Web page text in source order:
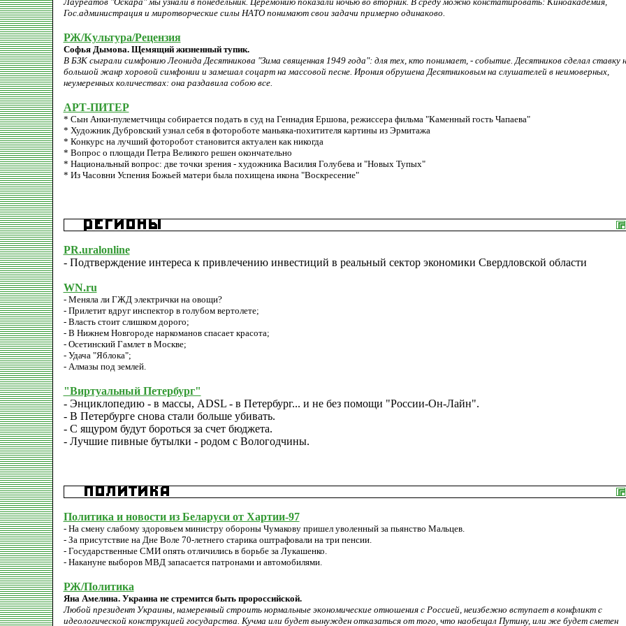
Гос.администрация и миротворческие силы НАТО понимают свои задачи примерно одинаково.
РЖ/Культура/Рецензия
Софья Дымова. Щемящий жизненный тупик.
В БЗК сыграли симфонию Леонида Десятникова "Зима священная 1949 года": для тех, кто понимает, - событие. Десятников сделал ставку
большой жанр хоровой симфонии и замешал соцарт на массовой песне. Ирония обрушена Десятниковым на слушателей в неимоверных,
неумеренных количествах: она раздавила собою все.
АРТ-ПИТЕР
* Сын Анки-пулеметчицы собирается подать в суд на Геннадия Ершова, режиссера фильма "Каменный гость Чапаева"
* Художник Дубровский узнал себя в фотороботе маньяка-похитителя картины из Эрмитажа
* Конкурс на лучший фоторобот становится актуален как никогда
* Вопрос о площади Петра Великого решен окончательно
* Национальный вопрос: две точки зрения - художника Василия Голубева и "Новых Тупых"
* Из Часовни Успения Божьей матери была похищена икона "Воскресение"
PR.uralonline
- Подтверждение интереса к привлечению инвестиций в реальный сектор экономики Свердловской области
WN.ru
- Меняла ли ГЖД электрички на овощи?
- Прилетит вдруг инспектор в голубом вертолете;
- Власть стоит слишком дорого;
- В Нижнем Новгороде наркоманов спасает красота;
- Осетинский Гамлет в Москве;
- Удача "Яблока";
- Алмазы под землей.
"Виртуальный Петербург"
- Энциклопедию - в массы, ADSL - в Петербург... и не без помощи "России-Он-Лайн".
- В Петербурге снова стали больше убивать.
- С ящуром будут бороться за счет бюджета.
- Лучшие пивные бутылки - родом с Вологодчины.
Политика и новости из Беларуси от Хартии-97
- На смену слабому здоровьем министру обороны Чумакову пришел уволенный за пьянство Мальцев.
- За присутствие на Дне Воле 70-летнего старика оштрафовали на три пенсии.
- Государственные СМИ опять отличились в борьбе за Лукашенко.
- Накануне выборов МВД запасается патронами и автомобилями.
РЖ/Политика
Яна Амелина. Украина не стремится быть пророссийской.
Любой президент Украины, намеренный строить нормальные экономические отношения с Россией, неизбежно вступает в конфликт с
идеологической конструкцией государства. Кучма или будет вынужден отказаться от того, что наобещал Путину, или же будет сметен